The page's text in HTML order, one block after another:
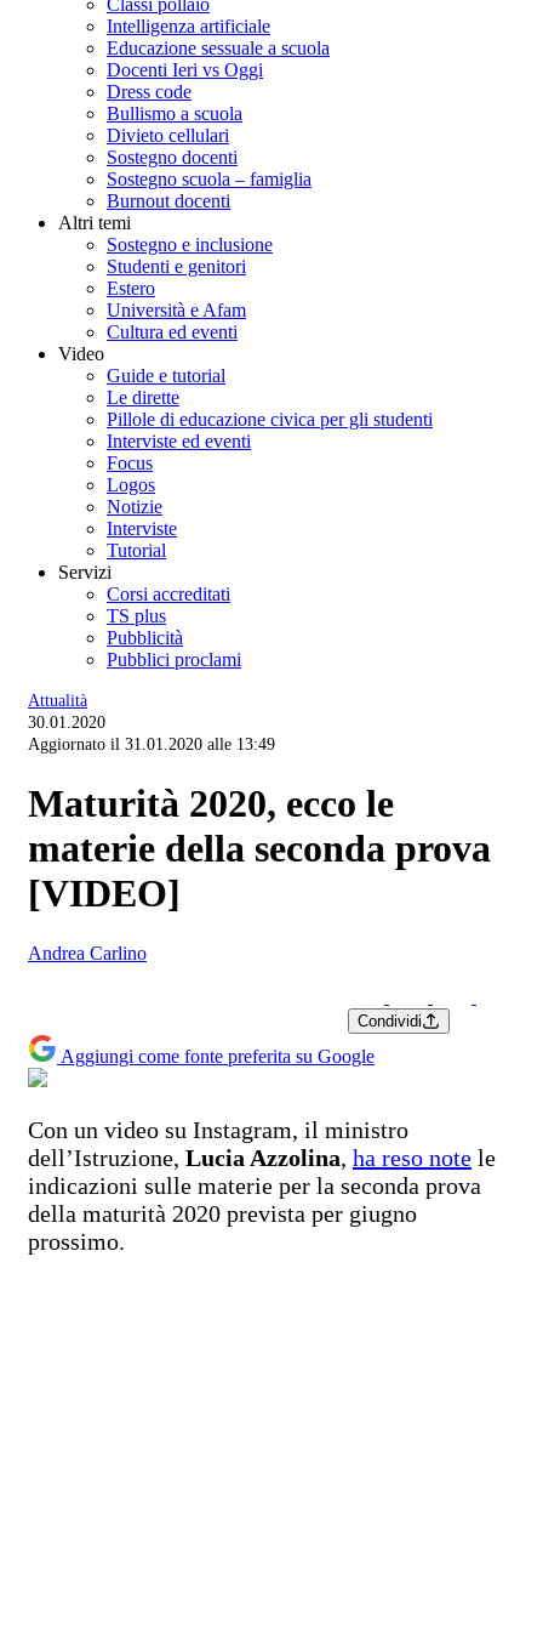
Classi pollaio
Intelligenza artificiale
Educazione sessuale a scuola
Docenti Ieri vs Oggi
Dress code
Bullismo a scuola
Divieto cellulari
Sostegno docenti
Sostegno scuola – famiglia
Burnout docenti
Altri temi
Sostegno e inclusione
Studenti e genitori
Estero
Università e Afam
Cultura ed eventi
Video
Guide e tutorial
Le dirette
Pillole di educazione civica per gli studenti
Interviste ed eventi
Focus
Logos
Notizie
Interviste
Tutorial
Servizi
Corsi accreditati
TS plus
Pubblicità
Pubblici proclami
Attualità
30.01.2020
Aggiornato il 31.01.2020 alle 13:49
Maturità 2020, ecco le
materie della seconda prova
[VIDEO]
Andrea Carlino
Condividi
Aggiungi come fonte preferita su Google
Con un video su Instagram, il ministro
dell’Istruzione, Lucia Azzolina, ha reso note le
indicazioni sulle materie per la seconda prova
della maturità 2020 prevista per giugno
prossimo.